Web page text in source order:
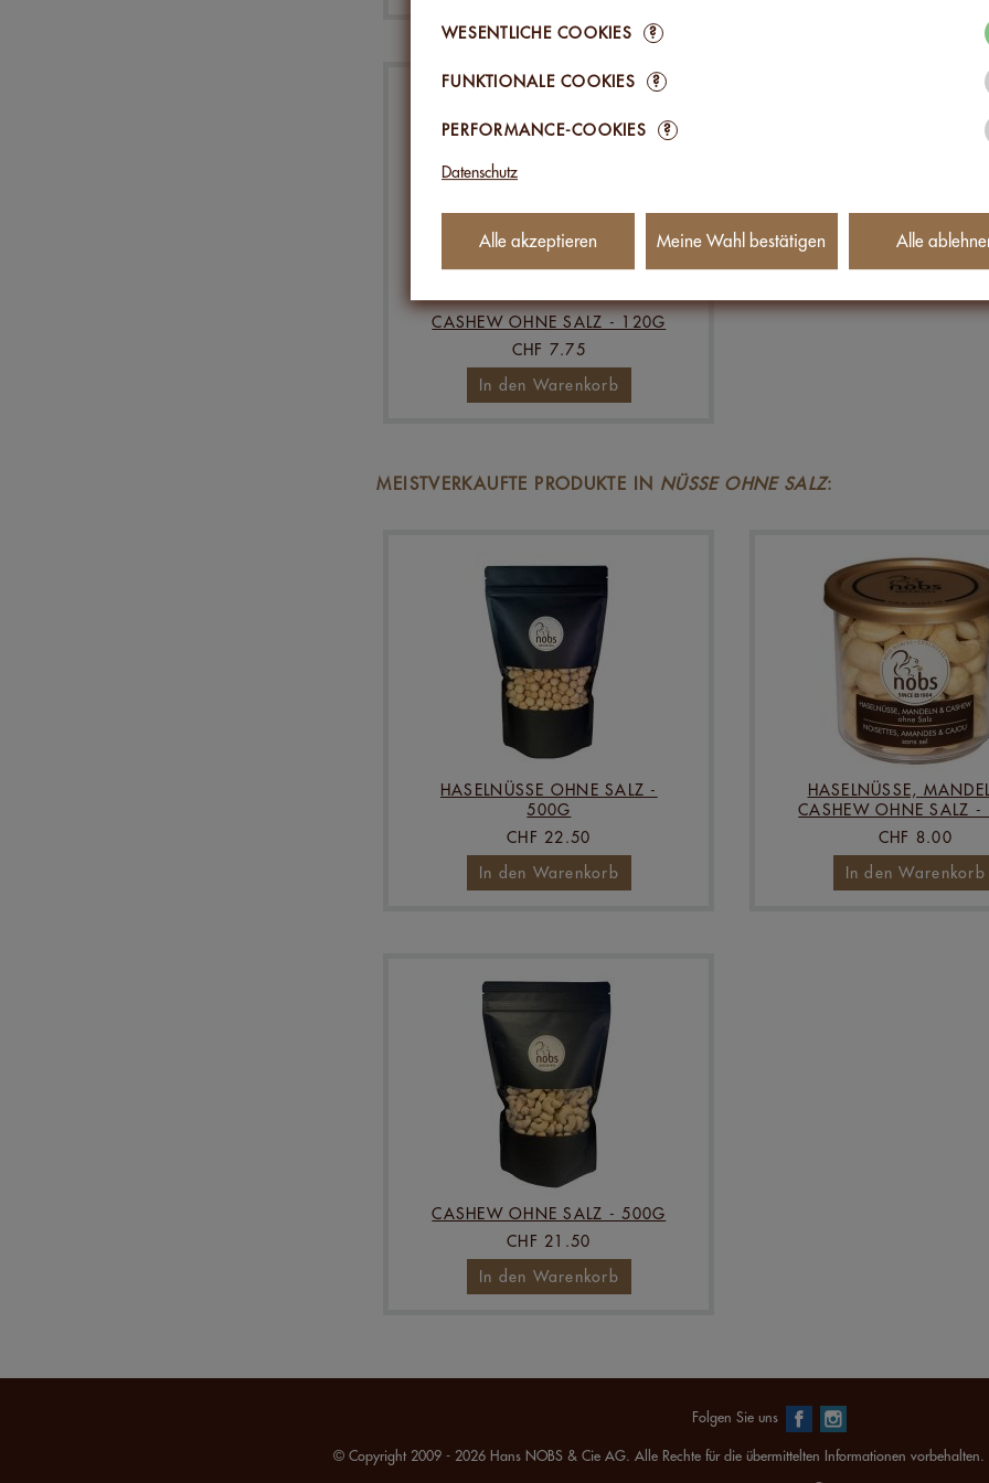
CASHEW OHNE SALZ - 120G
CHF 7.75
In den Warenkorb
MEISTVERKAUFTE PRODUKTE IN NÜSSE OHNE SALZ:
HASELNÜSSE OHNE SALZ -
500G
CHF 22.50
In den Warenkorb
HASELNÜSSE,
CASHEW OHNE SALZ
CHF 8.00
In den Warenkorb
CASHEW OHNE SALZ - 500G
CHF 21.50
In den Warenkorb
Folgen Sie uns
© Copyright 2009 - 2026 Hans NOBS & Cie AG. Alle Rechte für die übermittelten Informationen
WESENTLICHE COOKIES ?
FUNKTIONALE COOKIES ?
PERFORMANCE-COOKIES ?
Datenschutz
Alle akzeptieren Meine Wahl bestätigen Alle